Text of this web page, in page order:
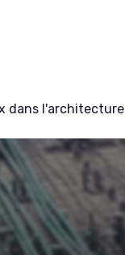
dans l'architecture